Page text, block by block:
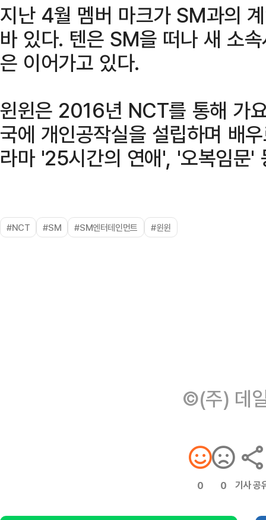
지난 4월 멤버 마크가 SM과의
바 있다. 텐은 SM을 떠나 새 소
은 이어가고 있다.
윈윈은 2016년 NCT를 통해 가
국에 개인공작실을 설립하며 배
라마 '25시간의 연애', '오복임문'
#NCT #SM #SM엔터테인먼트 #윈윈
©(주) 데
0 0 기사 공